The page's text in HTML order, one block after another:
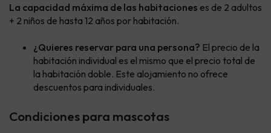
La capacidad máxima de las habitaciones es de 2 adultos
+ 2 niños de hasta 12 años por habitación.
¿Quieres reservar para una persona? El precio de la
habitación individual es el mismo que el precio total de
la habitación doble. Este alojamiento no ofrece
descuentos para individuales.
Condiciones para mascotas